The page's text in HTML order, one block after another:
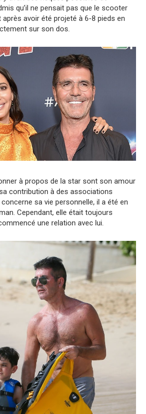
qu’il ne pensait pas que le scooter
avoir été projeté à 6-8 pieds en
sur son dos.
à propos de la star sont son amour
contribution à des associations
sa vie personnelle, il a été en
Cependant, elle était toujours
une relation avec lui.